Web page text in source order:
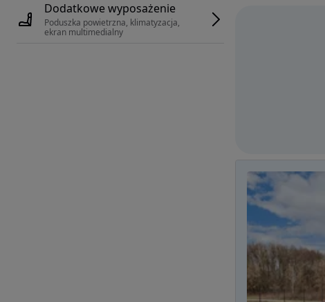
Dodatkowe wyposażenie
Poduszka powietrzna, klimatyzacja,
ekran multimedialny